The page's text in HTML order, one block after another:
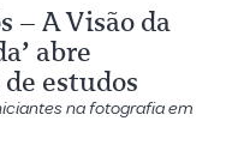
– A Visão da
abre
estudos
na fotografia em